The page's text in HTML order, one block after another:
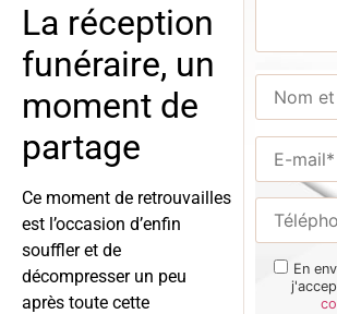
La réception
funéraire, un
moment de
partage
Ce moment de retrouvailles
est l’occasion d’enfin
souffler et de
décompresser un peu
après toute cette
En